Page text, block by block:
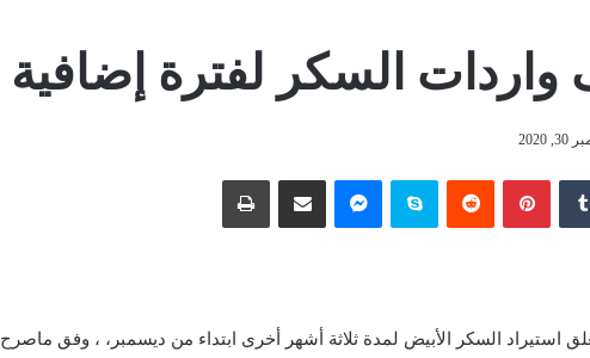
واردات السكر لفترة إضافية
بينتيريست سكايب
استيراد السكر الأبيض لمدة ثلاثة أشهر أخرى ابتداء من ديسمبر، ، وفق ماصرح